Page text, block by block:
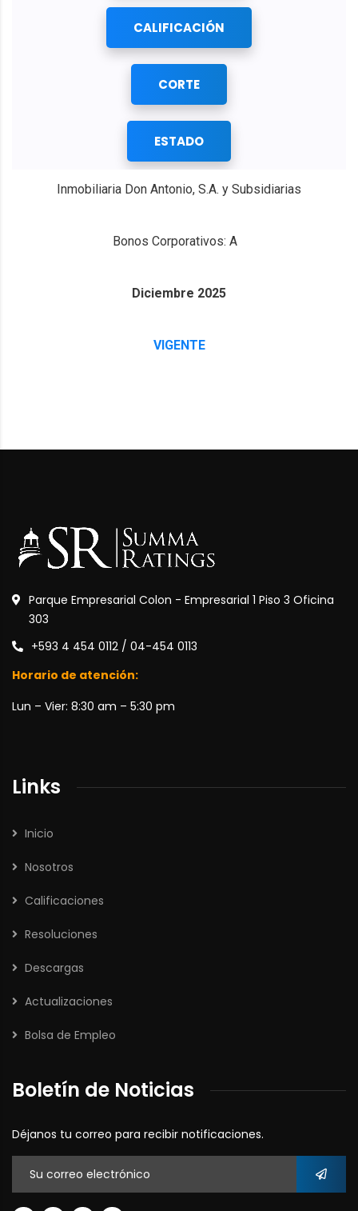
CALIFICACIÓN
CORTE
ESTADO
Inmobiliaria Don Antonio, S.A. y Subsidiarias
Bonos Corporativos: A
Diciembre 2025
VIGENTE
Parque Empresarial Colon - Empresarial 1 Piso 3 Oficina
303
+593 4 454 0112 / 04-454 0113
Horario de atención:
Lun – Vier: 8:30 am – 5:30 pm
Links
Inicio
Nosotros
Calificaciones
Resoluciones
Descargas
Actualizaciones
Bolsa de Empleo
Boletín de Noticias
Déjanos tu correo para recibir notificaciones.